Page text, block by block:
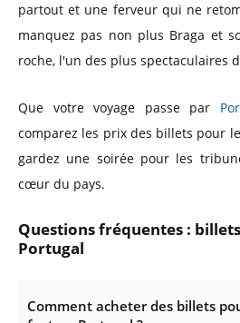
partout et une ferveur qui ne
manquez pas non plus Braga et
roche, l'un des plus spectaculaires
Que votre voyage passe par
comparez les prix des billets pour
gardez une soirée pour les
cœur du pays.
Questions fréquentes :
Portugal
Comment acheter des billets